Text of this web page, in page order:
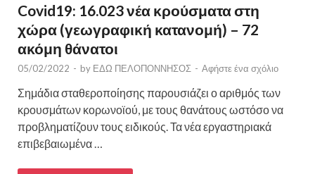
Covid19: 16.023 νέα κρούσματα στη
χώρα (γεωγραφική κατανομή) – 72
ακόμη θάνατοι
05/02/2022 - by ΕΔΩ ΠΕΛΟΠΟΝΝΗΣΟΣ - Αφήστε ένα σχόλιο
Σημάδια σταθεροποίησης παρουσιάζει ο αριθμός των
κρουσμάτων κορωνοϊού, με τους θανάτους ωστόσο να
προβληματίζουν τους ειδικούς. Τα νέα εργαστηριακά
επιβεβαιωμένα …